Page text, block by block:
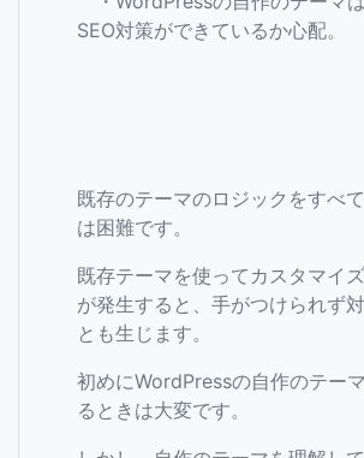
SEO対策ができているか心配。
既存のテーマのロジックをすべ
は困難です。
既存テーマを使ってカスタマイ
が発生すると、手がつけられず
とも生じます。
初めにWordPressの自作のテー
るときは大変です。